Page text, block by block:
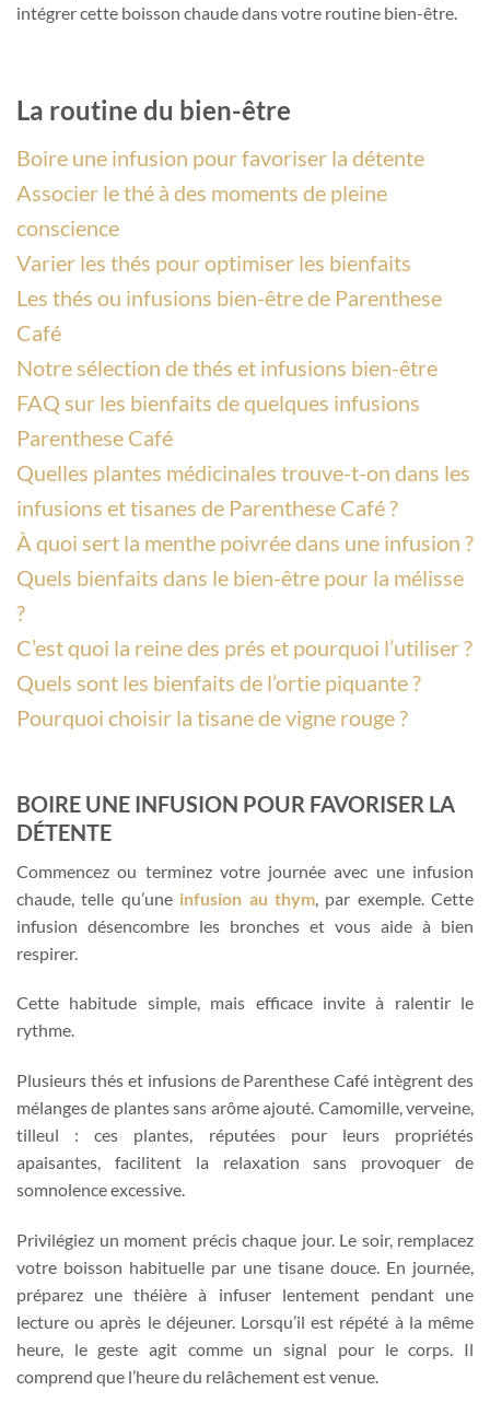
intégrer cette boisson chaude dans votre routine bien-être.
La routine du bien-être
Boire une infusion pour favoriser la détente
Associer le thé à des moments de pleine
conscience
Varier les thés pour optimiser les bienfaits
Les thés ou infusions bien-être de Parenthese
Café
Notre sélection de thés et infusions bien-être
FAQ sur les bienfaits de quelques infusions
Parenthese Café
Quelles plantes médicinales trouve-t-on dans les
infusions et tisanes de Parenthese Café ?
À quoi sert la menthe poivrée dans une infusion ?
Quels bienfaits dans le bien-être pour la mélisse
?
C’est quoi la reine des prés et pourquoi l’utiliser ?
Quels sont les bienfaits de l’ortie piquante ?
Pourquoi choisir la tisane de vigne rouge ?
BOIRE UNE INFUSION POUR FAVORISER LA
DÉTENTE
Commencez ou terminez votre journée avec une infusion
chaude, telle qu’une infusion au thym, par exemple. Cette
infusion désencombre les bronches et vous aide à bien
respirer.
Cette habitude simple, mais efficace invite à ralentir le
rythme.
Plusieurs thés et infusions de Parenthese Café intègrent des
mélanges de plantes sans arôme ajouté. Camomille, verveine,
tilleul : ces plantes, réputées pour leurs propriétés
apaisantes, facilitent la relaxation sans provoquer de
somnolence excessive.
Privilégiez un moment précis chaque jour. Le soir, remplacez
votre boisson habituelle par une tisane douce. En journée,
préparez une théière à infuser lentement pendant une
lecture ou après le déjeuner. Lorsqu’il est répété à la même
heure, le geste agit comme un signal pour le corps. Il
comprend que l’heure du relâchement est venue.